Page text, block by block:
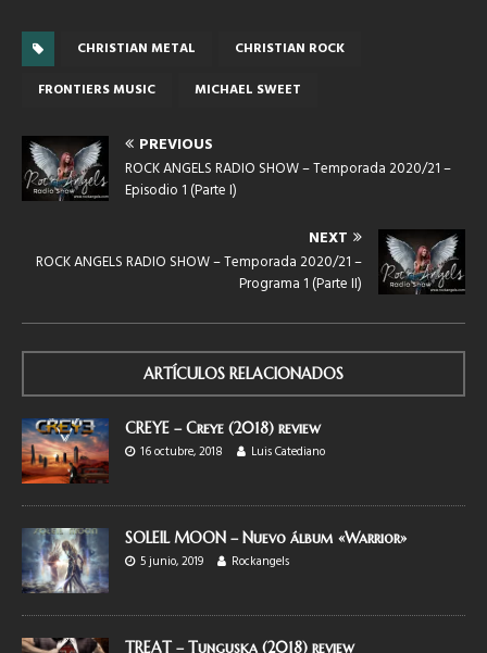
CHRISTIAN METAL
CHRISTIAN ROCK
FRONTIERS MUSIC
MICHAEL SWEET
PREVIOUS
ROCK ANGELS RADIO SHOW – Temporada 2020/21 –
Episodio 1 (Parte I)
NEXT
ROCK ANGELS RADIO SHOW – Temporada 2020/21 –
Programa 1 (Parte II)
ARTÍCULOS RELACIONADOS
CREYE – Creye (2018) review
16 octubre, 2018
Luis Catediano
SOLEIL MOON – Nuevo álbum «Warrior»
5 junio, 2019
Rockangels
TREAT – Tunguska (2018) review